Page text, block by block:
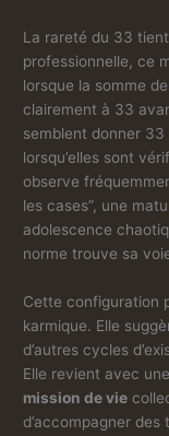
La rareté du 33
professionnelle, ce
lorsque la somme
clairement à 33
semblent donner
lorsqu’elles sont
observe
les cases”, une
adolescence
norme trouve sa
Cette configuration
karmique. Elle
d’autres cycles
Elle revient avec
mission de vie
d’accompagner